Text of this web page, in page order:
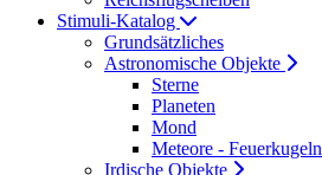
Stimuli-Katalog
Grundsätzliches
Astronomische Objekte
Sterne
Planeten
Mond
Meteore - Feuerkugeln
Irdische Objekte